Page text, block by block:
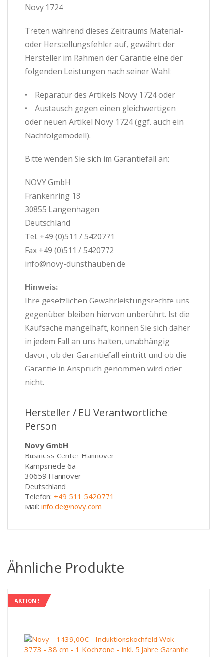
Novy 1724
Treten während dieses Zeitraums Material-
oder Herstellungsfehler auf, gewährt der
Hersteller im Rahmen der Garantie eine der
folgenden Leistungen nach seiner Wahl:
• Reparatur des Artikels Novy 1724 oder
• Austausch gegen einen gleichwertigen
oder neuen Artikel Novy 1724 (ggf. auch ein
Nachfolgemodell).
Bitte wenden Sie sich im Garantiefall an:
NOVY GmbH
Frankenring 18
30855 Langenhagen
Deutschland
Tel. +49 (0)511 / 5420771
Fax +49 (0)511 / 5420772
info@novy-dunsthauben.de
Hinweis:
Ihre gesetzlichen Gewährleistungsrechte uns
gegenüber bleiben hiervon unberührt. Ist die
Kaufsache mangelhaft, können Sie sich daher
in jedem Fall an uns halten, unabhängig
davon, ob der Garantiefall eintritt und ob die
Garantie in Anspruch genommen wird oder
nicht.
Hersteller / EU Verantwortliche
Person
Novy GmbH
Business Center Hannover
Kampsriede 6a
30659 Hannover
Deutschland
Telefon: +49 511 5420771
Mail: info.de@novy.com
Ähnliche Produkte
AKTION !